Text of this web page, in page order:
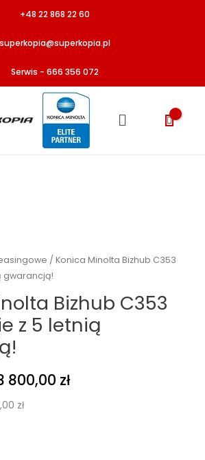
+48 22 868 22 60
superkopia@superkopia.pl
Serwis - 666 356 072
Menu
/ Konica Minolta Bizhub C353
gwarancją!
Bizhub C353
z 5 letnią
800,00 zł
zł